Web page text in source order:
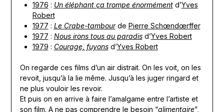
1976 : Un éléphant ça trompe énormémentd’Yves
Robert
1977 : Le Crabe-tambourde Pierre Schœndœrffer
1977 : Nous irons tous au paradisd’Yves Robert
1979 : Courage, fuyonsd’Yves Robert
On regarde ces films d’un air distrait. On les voit, on les
revoit, jusqu’à la lie même. Jusqu’à les juger ringard et
ne plus vouloir les revoir.
Et puis on en arrive à faire l’amalgame entre l’artiste et
son film. A ne pas comprendre le besoin “alimentaire”,